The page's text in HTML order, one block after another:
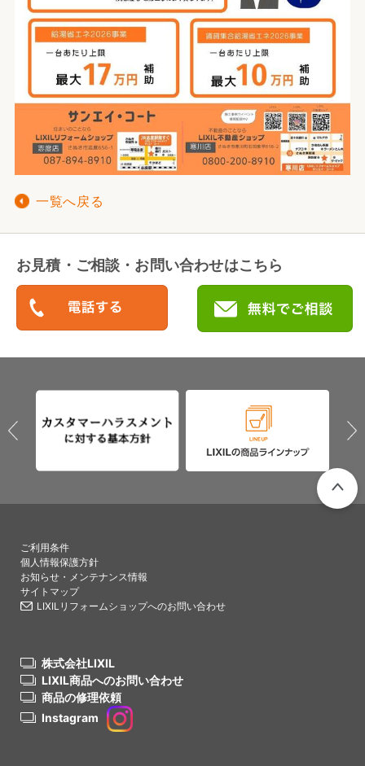
一覧へ戻る
お見積・ご相談・お問い合わせはこちら
ご利用条件
個人情報保護方針
お知らせ・メンテナンス情報
サイトマップ
LIXILリフォームショップへのお問い合わせ
株式会社LIXIL
LIXIL商品へのお問い合わせ
商品の修理依頼
Instagram